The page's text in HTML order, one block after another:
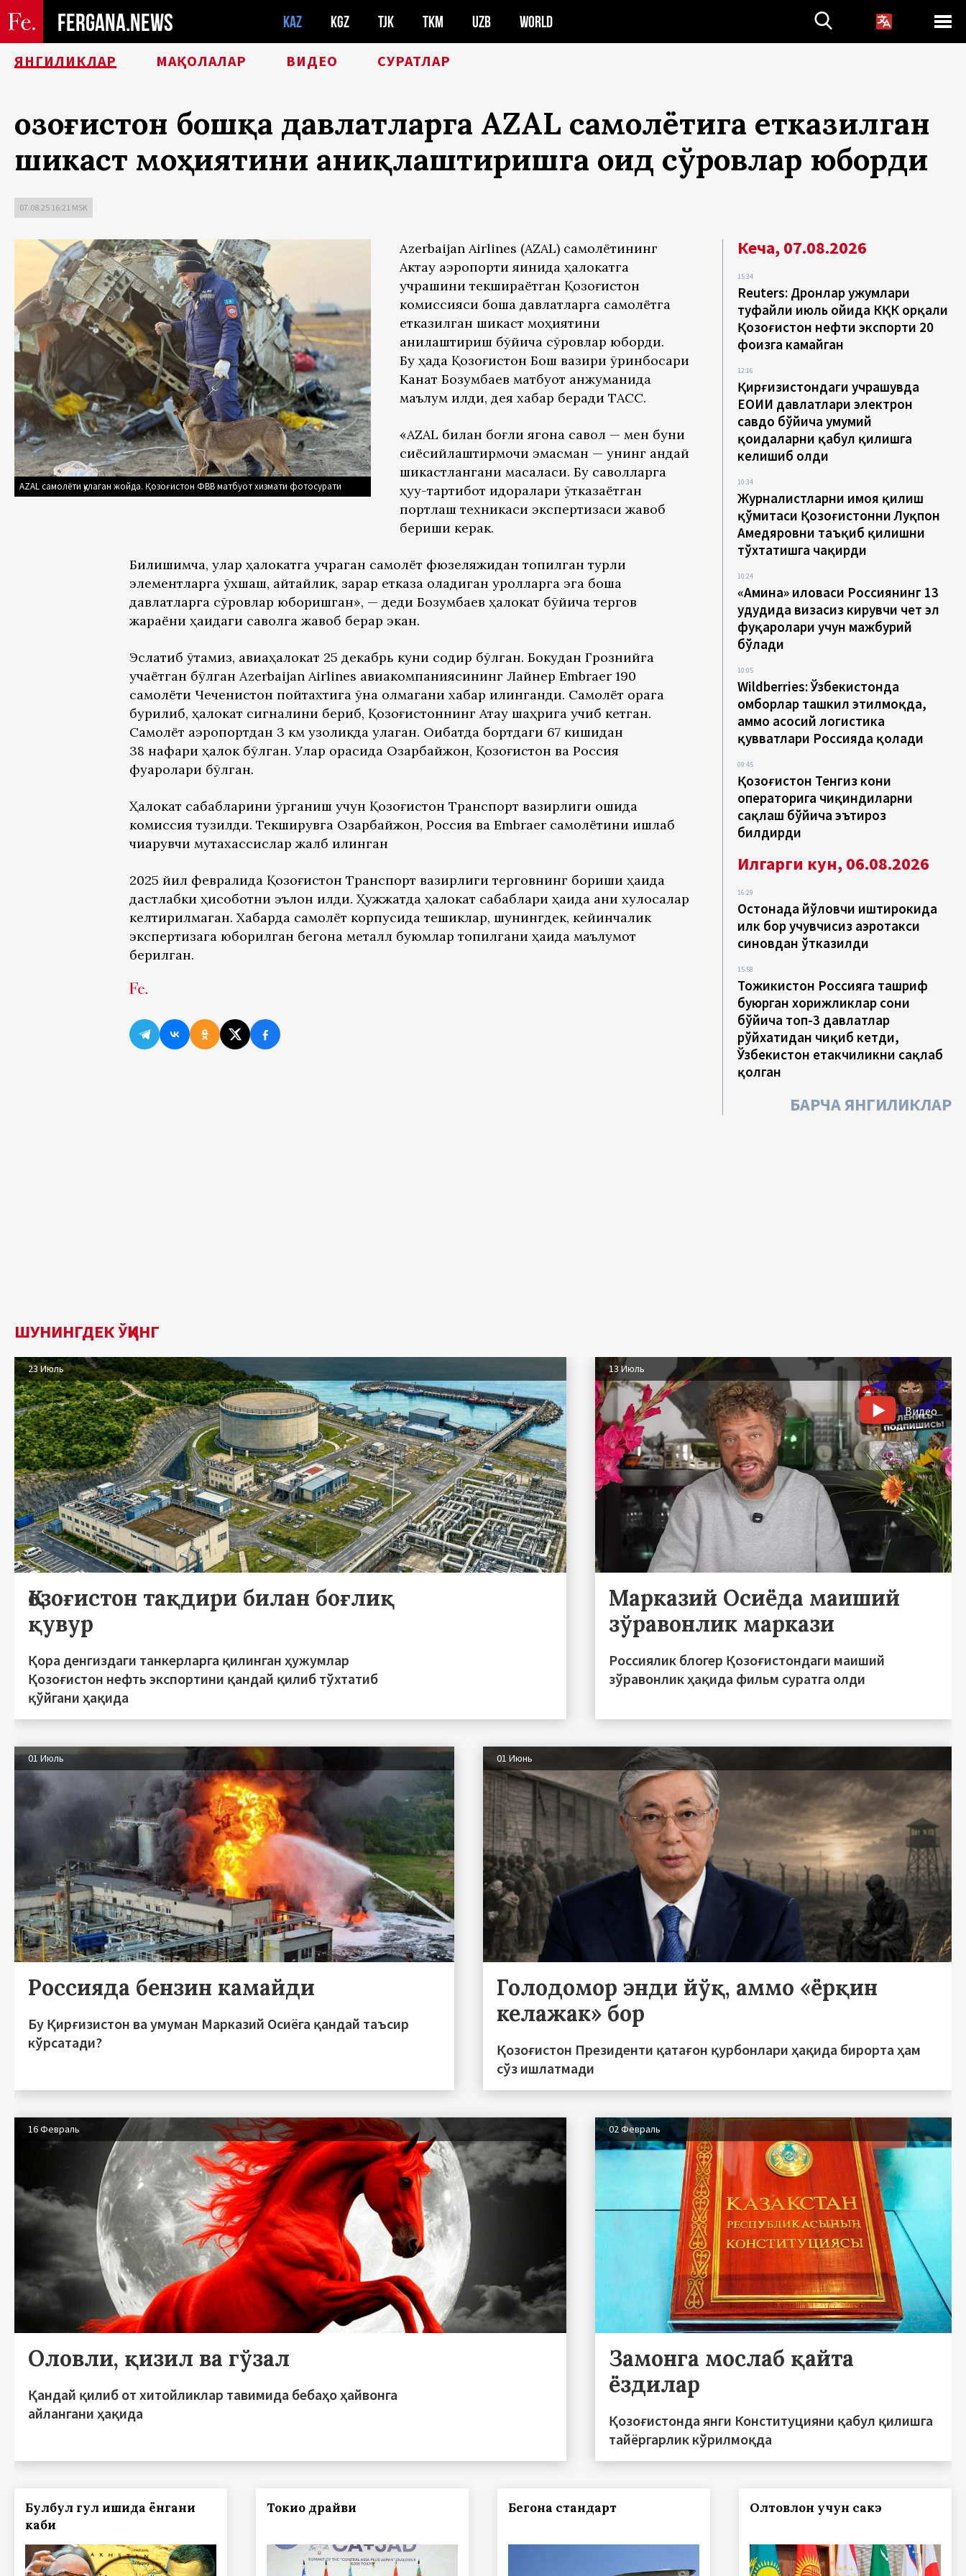
FERGANA.NEWS KAZ KGZ TJK TKM UZB WORLD
ЯНГИЛИКЛАР МАҚОЛАЛАР ВИДЕО СУРАТЛАР
Қозоғистон бошқа давлатларга AZAL самолётига етказилган
шикаст моҳиятини аниқлаштиришга оид сўровлар юборди
07.08.25 16:21 MSK
AZAL самолёти қулаган жойда. Қозоғистон ФВВ матбуот хизмати фотосурати
Azerbaijan Airlines (AZAL) самолётининг
Актау аэропорти яқинида ҳалокатга
учрашини текшираётган Қозоғистон
комиссияси бошқа давлатларга самолётга
етказилган шикаст моҳиятини
аниқлаштириш бўйича сўровлар юборди.
Бу ҳақда Қозоғистон Бош вазири ўринбосари
Канат Бозумбаев матбуот анжуманида
маълум қилди, дея хабар беради ТАСС.
«AZAL билан боғлиқ ягона савол — мен буни
сиёсийлаштирмоқчи эмасман — унинг қандай
шикастлангани масаласи. Бу саволларга
ҳуқуқ-тартибот идоралари ўтказаётган
портлаш техникаси экспертизаси жавоб
бериши керак.
Билишимча, улар ҳалокатга учраган самолёт фюзеляжидан топилган турли
элементларга ўхшаш, айтайлик, зарар етказа оладиган қуролларга эга бошқа
давлатларга сўровлар юборишган», — деди Бозумбаев ҳалокат бўйича тергов
жараёни ҳақидаги саволга жавоб берар экан.
Эслатиб ўтамиз, авиаҳалокат 25 декабрь куни содир бўлган. Бокудан Грознийга
учаётган бўлган Azerbaijan Airlines авиакомпаниясининг Лайнер Embraer 190
самолёти Чеченистон пойтахтига қўна олмагани хабар қилинганди. Самолёт орқага
бурилиб, ҳалокат сигналини бериб, Қозоғистоннинг Ақтау шаҳрига учиб кетган.
Самолёт аэропортдан 3 км узоқликда қулаган. Оқибатда бортдаги 67 кишидан
38 нафари ҳалок бўлган. Улар орасида Озарбайжон, Қозоғистон ва Россия
фуқаролари бўлган.
Ҳалокат сабабларини ўрганиш учун Қозоғистон Транспорт вазирлиги қошида
комиссия тузилди. Текширувга Озарбайжон, Россия ва Embraer самолётини ишлаб
чиқарувчи мутахассислар жалб қилинган
2025 йил февралида Қозоғистон Транспорт вазирлиги терговнинг бориши ҳақида
дастлабки ҳисоботни эълон қилди. Ҳужжатда ҳалокат сабаблари ҳақида аниқ хулосалар
келтирилмаган. Хабарда самолёт корпусида тешиклар, шунингдек, кейинчалик
экспертизага юборилган бегона металл буюмлар топилгани ҳақида маълумот
берилган.
Кеча, 07.08.2026
15:34
Reuters: Дронлар ҳужумлари
туфайли июль ойида КҚК орқали
Қозоғистон нефти экспорти 20
фоизга камайган
12:16
Қирғизистондаги учрашувда
ЕОИИ давлатлари электрон
савдо бўйича умумий
қоидаларни қабул қилишга
келишиб олди
10:34
Журналистларни ҳимоя қилиш
қўмитаси Қозоғистонни Луқпон
Аҳмедяровни таъқиб қилишни
тўхтатишга чақирди
10:24
«Амина» иловаси Россиянинг 13
ҳудудида визасиз кирувчи чет эл
фуқаролари учун мажбурий
бўлади
10:05
Wildberries: Ўзбекистонда
омборлар ташкил этилмоқда,
аммо асосий логистика
қувватлари Россияда қолади
09:45
Қозоғистон Тенгиз кони
операторига чиқиндиларни
сақлаш бўйича эътироз
билдирди
Илгарги кун, 06.08.2026
16:29
Остонада йўловчи иштирокида
илк бор учувчисиз аэротакси
синовдан ўтказилди
15:58
Тожикистон Россияга ташриф
буюрган хорижликлар сони
бўйича топ-3 давлатлар
рўйхатидан чиқиб кетди,
Ўзбекистон етакчиликни сақлаб
қолган
БАРЧА ЯНГИЛИКЛАР
ШУНИНГДЕК ЎҚИНГ
23 Июль
Қозоғистон тақдири билан боғлиқ
қувур
Қора денгиздаги танкерларга қилинган ҳужумлар
Қозоғистон нефть экспортини қандай қилиб тўхтатиб
қўйгани ҳақида
13 Июль
Видео
Марказий Осиёда маиший
зўравонлик маркази
Россиялик блогер Қозоғистондаги маиший
зўравонлик ҳақида фильм суратга олди
01 Июль
Россияда бензин камайди
Бу Қирғизистон ва умуман Марказий Осиёга қандай таъсир
кўрсатади?
01 Июнь
Голодомор энди йўқ, аммо «ёрқин
келажак» бор
Қозоғистон Президенти қатағон қурбонлари ҳақида бирорта ҳам
сўз ишлатмади
16 Февраль
Оловли, қизил ва гўзал
Қандай қилиб от хитойликлар тавимида бебаҳо ҳайвонга
айлангани ҳақида
02 Февраль
Замонга мослаб қайта
ёздилар
Қозоғистонда янги Конституцияни қабул қилишга
тайёргарлик кўрилмоқда
Булбул гул ишқида ёнгани
каби
Токио драйви Бегона стандарт Олтовлон учун сакэ